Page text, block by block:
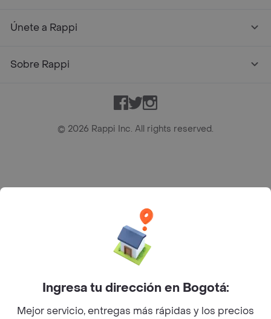
Únete a Rappi
Sobre Rappi
Facebook
TwitterInstagram
© 2026 Rappi Inc. All rights reserved.
Bogotá D.C. --- notificacionesrappi@rappi.com
Ingresa tu dirección en Bogotá:
Mejor servicio, entregas más rápidas y los precios